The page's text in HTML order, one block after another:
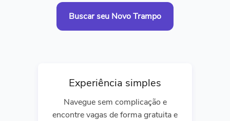
Buscar seu Novo Trampo
Experiência simples
Navegue sem complicação e
encontre vagas de forma gratuita e